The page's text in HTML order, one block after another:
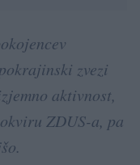
zvezi
aktivnost,
ZDUS-a, pa